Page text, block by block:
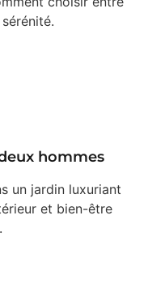
hommes